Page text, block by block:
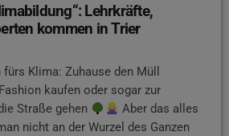
Lehrkräfte,
kommen in Trier
Klima: Zuhause den Müll
kaufen oder sogar zur
Straße gehen
Aber das alles
nicht an der Wurzel des Ganzen